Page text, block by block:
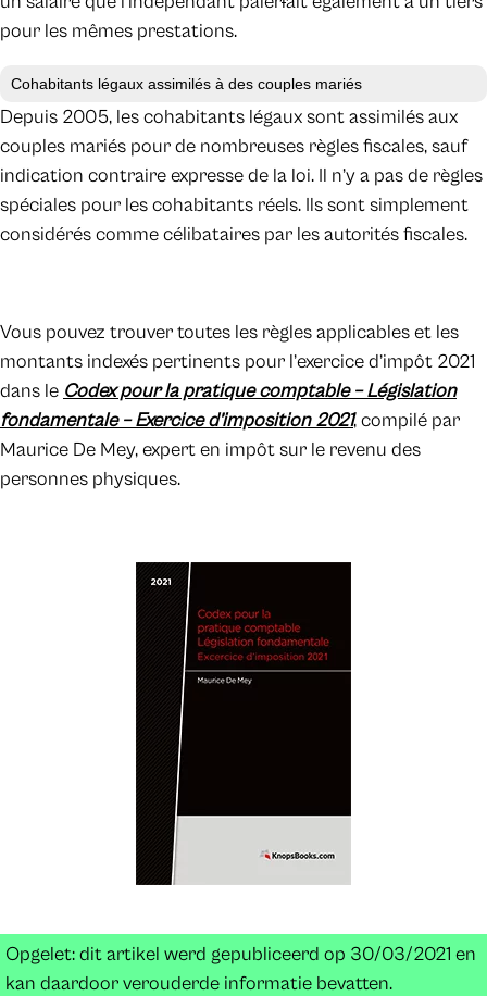
pour les mêmes prestations.
Cohabitants légaux assimilés à des couples mariés
Depuis 2005, les cohabitants légaux sont assimilés aux
couples mariés pour de nombreuses règles fiscales, sauf
indication contraire expresse de la loi. Il n’y a pas de règles
spéciales pour les cohabitants réels. Ils sont simplement
considérés comme célibataires par les autorités fiscales.
Vous pouvez trouver toutes les règles applicables et les
montants indexés pertinents pour l’exercice d’impôt 2021
dans le Codex pour la pratique comptable – Législation
fondamentale – Exercice d’imposition 2021, compilé par
Maurice De Mey, expert en impôt sur le revenu des
personnes physiques.
Opgelet: dit artikel werd gepubliceerd op 30/03/2021 en
kan daardoor verouderde informatie bevatten.